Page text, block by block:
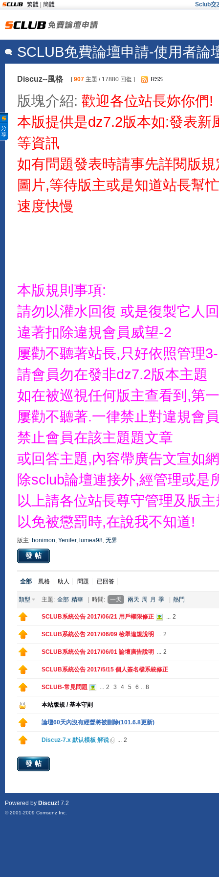
繁體 簡體 Sclub交
SCLUB免費論壇申請-使用者論
Discuz--風格 [907主題 / 17880 回復 ] RSS
版塊介紹: 歡迎各位站長妳你們!
本版提供是dz7.2版本如:發表
等資訊
如有問題發表時請事先詳閱版
圖片,等待版主或是知道站長幫
速度快慢
本版規則事項:
請勿以灌水回復 或是復製它人
違著扣除違規會員威望-2
屢勸不聽著站長,只好依照管理
請會員勿在發非dz7.2版本主題
如在被巡視任何版主查看到,第
屢勸不聽著.一律禁止對違規會
禁止會員在該主題題文章
或回答主題,內容帶廣告文宣如
除sclub論壇連接外,經管理或是
以上請各位站長尊守管理及版
以免被懲罰時,在說我不知道!
版主: bonimon, Yenifer, lumea98, 无界
發帖
全部 風格 助人 問題 已回答
類型 主題: 全部 精華 時間: 一天 兩天 周 月 季 熱門
SCLUB系統公告 2017/06/21 用戶權限修正 ... 2
SCLUB系統公告 2017/06/09 檢舉違規說明 ... 2
SCLUB系統公告 2017/06/01 論壇廣告說明 ... 2
SCLUB系統公告 2017/5/15 個人簽名檔系統修正
SCLUB-常見問題 ... 2 3 4 5 6 .. 8
本站版規 / 基本守則
論壇60天內沒有經營將被刪除(101.6.8更新)
Discuz-7.x 默认模板 解说 ... 2
發帖
Powered by Discuz! 7.2
© 2001-2009 Comsenz Inc.